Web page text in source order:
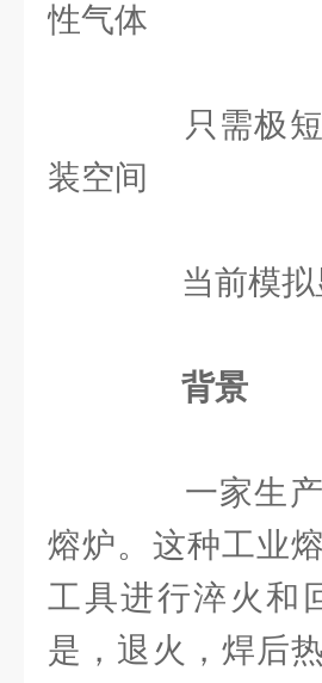
性气体
只需极短
装空间
当前模拟
背景
一家生产
熔炉。这种工业
工具进行淬火和
是，退火，焊后